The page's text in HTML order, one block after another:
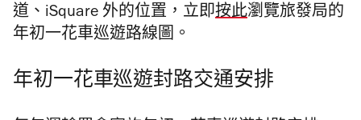
道、iSquare 外的位置，立即按此瀏覽旅發局的
年初一花車巡遊路線圖。
年初一花車巡遊封路交通安排